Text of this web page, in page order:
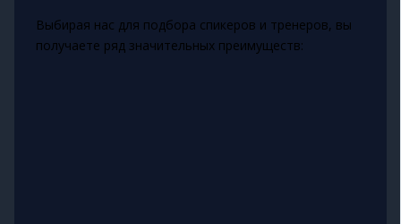
Выбирая нас для подбора спикеров и тренеров, вы
получаете ряд значительных преимуществ: